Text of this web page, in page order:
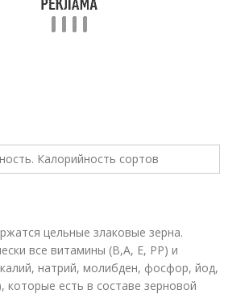
цельные злаковые зерна.
все витамины (В,А, Е, РР) и
натрий, молибден, фосфор, йод,
которые есть в составе зерновой